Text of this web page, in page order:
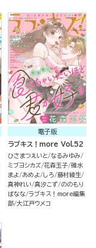
電子版
ラブキス！more Vol.52
ひさまつえいと なるみゆみ
ミブヨシカズ 花森玉子 碓水
まよ
あめよ しろ 藤村綾生
真神れい 真汐こず ののもり
ばなな ラブキス！more編集
部 大江戸ウメコ